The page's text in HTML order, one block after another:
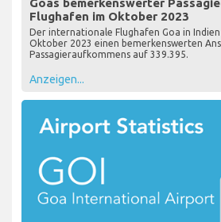
Flughafen im Oktober 2023
Der internationale Flughafen Goa in
Oktober 2023 einen bemerkenswerten
Passagieraufkommens auf 339.395.
Anzeigen...